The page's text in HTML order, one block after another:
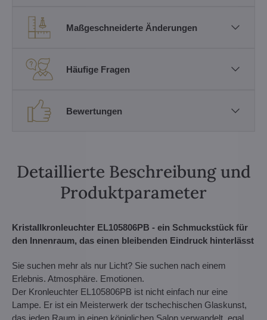
Maßgeschneiderte Änderungen
Häufige Fragen
Bewertungen
Detaillierte Beschreibung und
Produktparameter
Kristallkronleuchter EL105806PB - ein Schmuckstück für
den Innenraum, das einen bleibenden Eindruck hinterlässt
Sie suchen mehr als nur Licht? Sie suchen nach einem
Erlebnis. Atmosphäre. Emotionen.
Der Kronleuchter EL105806PB ist nicht einfach nur eine
Lampe. Er ist ein Meisterwerk der tschechischen Glaskunst,
das jeden Raum in einen königlichen Salon verwandelt, egal